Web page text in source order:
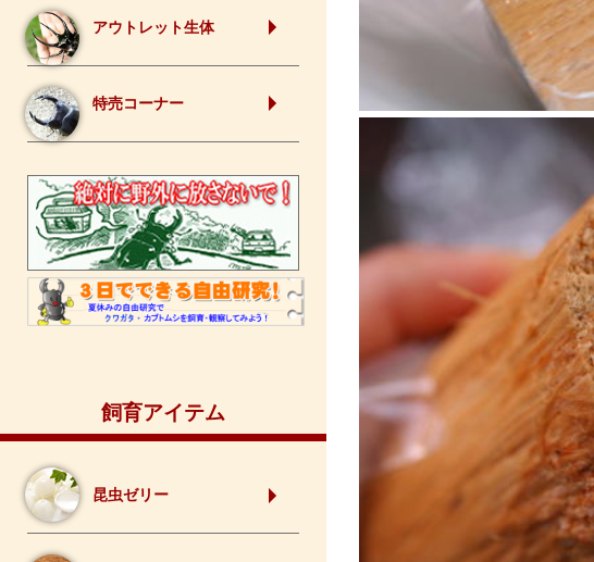
アウトレット生体
特売コーナー
飼育アイテム
昆虫ゼリー